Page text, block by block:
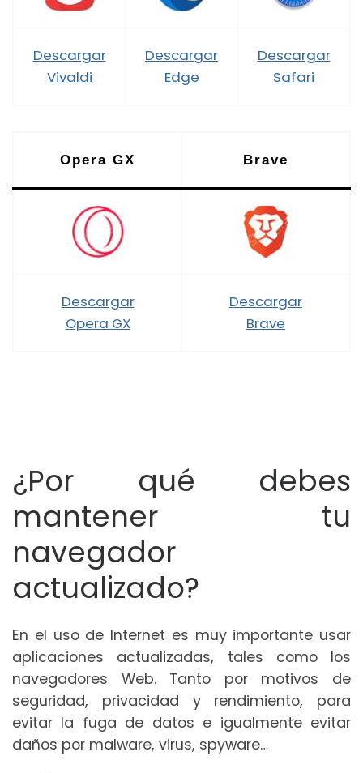
Descargar
Vivaldi
Descargar
Edge
Descargar
Safari
Opera GX Brave
Descargar
Opera GX
Descargar
Brave
¿Por qué debes
mantener tu
navegador
actualizado?
En el uso de Internet es muy importante usar
aplicaciones actualizadas, tales como los
navegadores Web. Tanto por motivos de
seguridad, privacidad y rendimiento, para
evitar la fuga de datos e igualmente evitar
daños por malware, virus, spyware…